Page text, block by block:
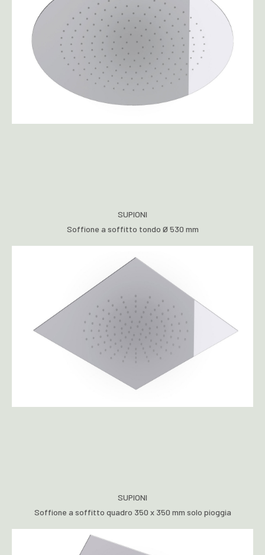
SUPIONI
Soffione a soffitto tondo Ø 530 mm
SUPIONI
Soffione a soffitto quadro 350 x 350 mm solo pioggia